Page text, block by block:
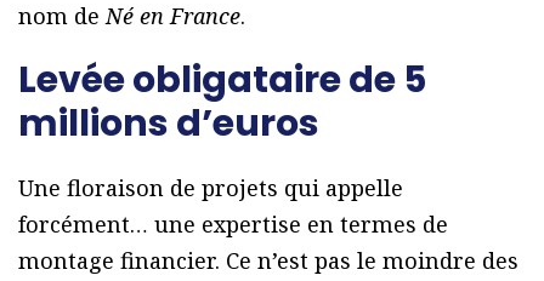
nom deNé en France.
Levée obligataire de 5
millions d’euros
Une floraison de projets qui appelle
forcément… une expertise en termes de
montage financier. Ce n’est pas le moindre des